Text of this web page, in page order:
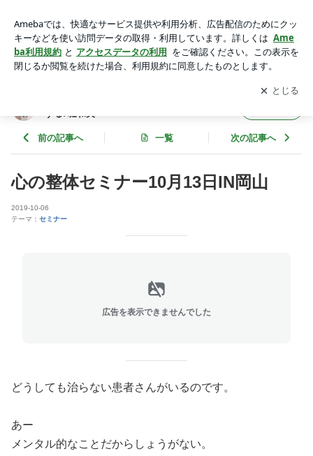
肩、脱力で人生は好転する♪堀和夫
アプリをダウンロードして ブログの更新通知
を受け取りまし
ょう。
開く
する♪堀和夫
前の記事へ 一覧 次の記事へ
心の整体セミナー10月13日IN岡山
2019-10-06
テーマ： セミナー
広告を表示できませんでした
どうしても治らない患者さんがいるのです。
あー
メンタル的なことだからしょうがない。